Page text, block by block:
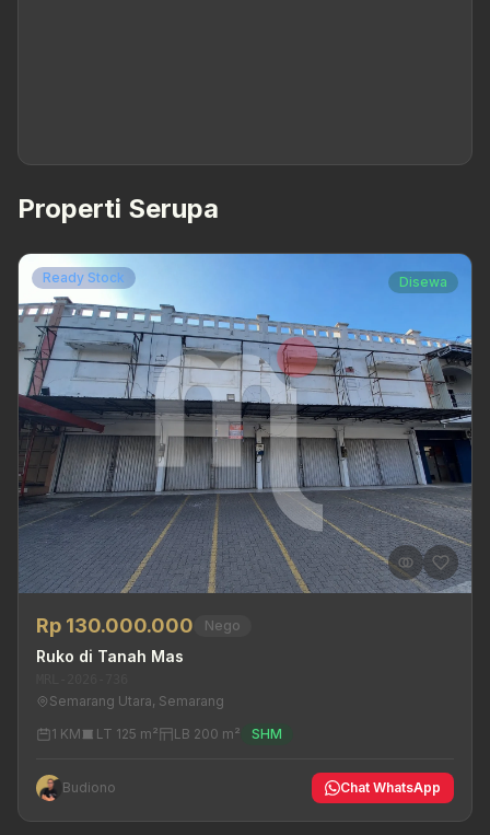
Properti Serupa
Ready Stock Disewa
Rp 130.000.000 Nego
Ruko di Tanah Mas
Semarang Utara, Semarang
1 KM
LT 125 m² LB 200 m² SHM
Budiono Chat WhatsApp